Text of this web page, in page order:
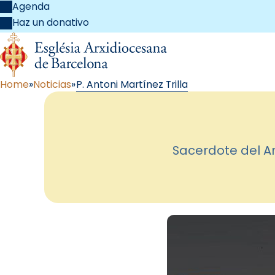
Agenda
Haz un donativo
Home Noticias P. Antoni Martínez Trilla
Sacerdote del